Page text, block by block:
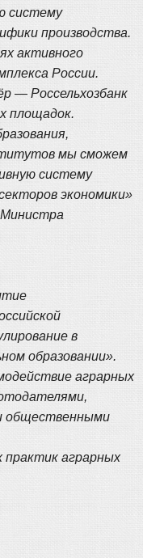
систему
производства.
активного
России.
— Россельхозбанк
площадок.
мы сможем
систему
экономики»
в
образовании».
аграрных
общественными
практик аграрных